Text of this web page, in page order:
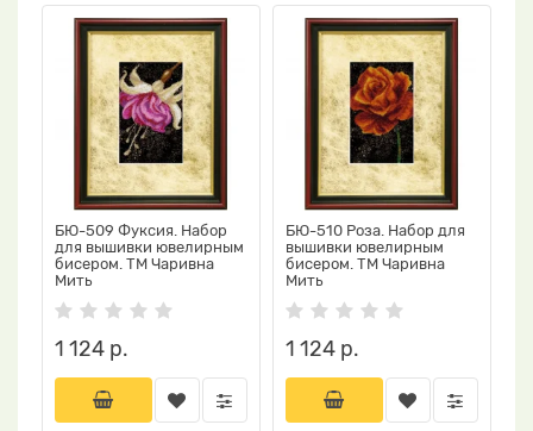
БЮ-509 Фуксия. Набор
для вышивки ювелирным
бисером. ТМ Чаривна
Мить
1 124 р.
БЮ-510 Роза. Набор для
вышивки ювелирным
бисером. ТМ Чаривна
Мить
1 124 р.